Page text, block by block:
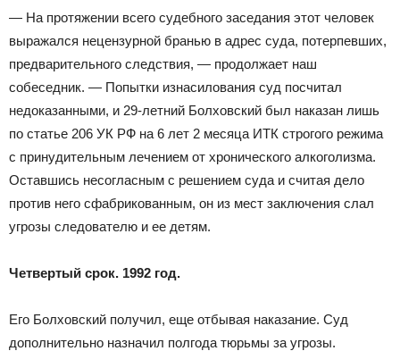
— На протяжении всего судебного заседания этот человек
выражался нецензурной бранью в адрес суда, потерпевших,
предварительного следствия, — продолжает наш
собеседник. — Попытки изнасилования суд посчитал
недоказанными, и 29-летний Болховский был наказан лишь
по статье 206 УК РФ на 6 лет 2 месяца ИТК строгого режима
с принудительным лечением от хронического алкоголизма.
Оставшись несогласным с решением суда и считая дело
против него сфабрикованным, он из мест заключения слал
угрозы следователю и ее детям.
Четвертый срок. 1992 год.
Его Болховский получил, еще отбывая наказание. Суд
дополнительно назначил полгода тюрьмы за угрозы.